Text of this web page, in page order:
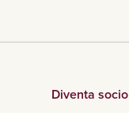
Diventa socio